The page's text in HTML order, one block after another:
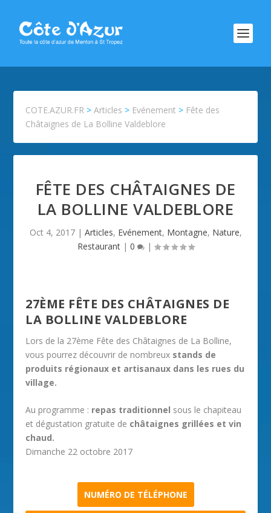
COTE.AZUR.FR >Articles > Evénement > Fête des
Châtaignes de La Bolline Valdeblore
FÊTE DES CHÂTAIGNES DE
LA BOLLINE VALDEBLORE
Oct 4, 2017| Articles, Evénement, Montagne, Nature,
Restaurant| 0 |
27ÈME FÊTE DES CHÂTAIGNES DE
LA BOLLINE VALDEBLORE
Lors de la 27ème Fête des Châtaignes de La Bolline,
vous pourrez découvrir de nombreux stands de
produits régionaux et artisanaux dans les rues du
village.
Au programme : repas traditionnel sous le chapiteau
et dégustation gratuite de châtaignes grillées et vin
chaud.
Dimanche 22 octobre 2017
NUMÉRO DE TÉLÉPHONE